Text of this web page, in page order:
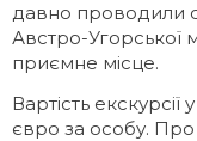
давно проводили
Австро-Угорської
приємне місце.
Вартість
євро за особу.